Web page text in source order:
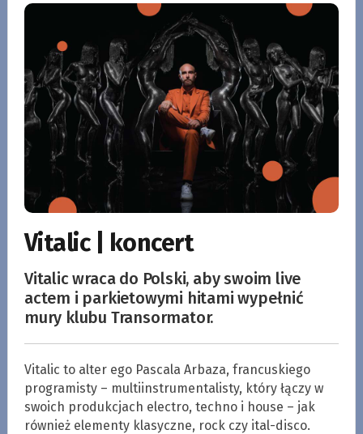
Vitalic | koncert
Vitalic wraca do Polski, aby swoim live
actem i parkietowymi hitami wypełnić
mury klubu Transormator.
Vitalic to alter ego Pascala Arbaza, francuskiego
programisty – multiinstrumentalisty, który łączy w
swoich produkcjach electro, techno i house – jak
również elementy klasyczne, rock czy ital-disco.